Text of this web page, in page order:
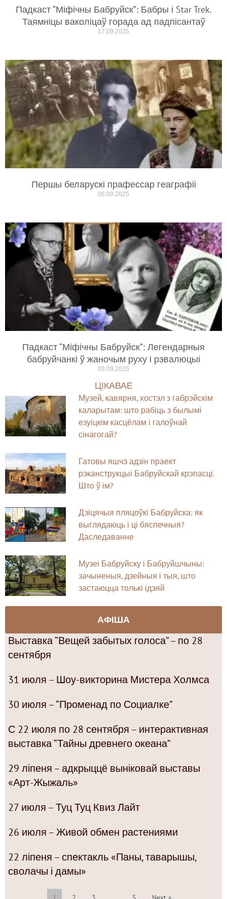
Падкаст “Міфічны Бабруйск”: Бабры і Star Trek.
Таямніцы ваколіцаў горада ад падпісантаў
17.09.2025
Першы беларускі прафессар геаграфіі
06.09.2025
Падкаст “Міфічны Бабруйск”: Легендарныя
бабруйчанкі ў жаночым руху і рэвалюцыі
03.09.2025
ЦІКАВАЕ
Музей, кавярня, хостэл з габрэйскім
каларытам: што рабіць з былымі
езуіцкім касцёлам і галоўнай
сінагогай?
Гатовы яшчэ адзін праект
рэканструкцыі Бабруйскай крэпасці.
Што ў ім?
Дзіцячыя пляцоўкі Бабруйска: як
выглядаюць і ці бяспечныя?
Даследаванне
Музеі Бабруйску і Бабруйшчыны:
зачыненыя, дзейныя і тыя, што
застаюцца толькі ідэяй
АФІША
Выставка “Вещей забытых голоса” – по 28
сентября
31 июля – Шоу-викторина Мистера Холмса
30 июля – “Променад по Социалке”
С 22 июля по 28 сентября – интерактивная
выставка “Тайны древнего океана”
29 ліпеня – адкрыццё выніковай выставы
«Арт-Жыжаль»
27 июля – Туц Туц Квиз Лайт
26 июля – Живой обмен растениями
22 ліпеня – спектакль «Паны, таварышы,
сволачы і дамы»